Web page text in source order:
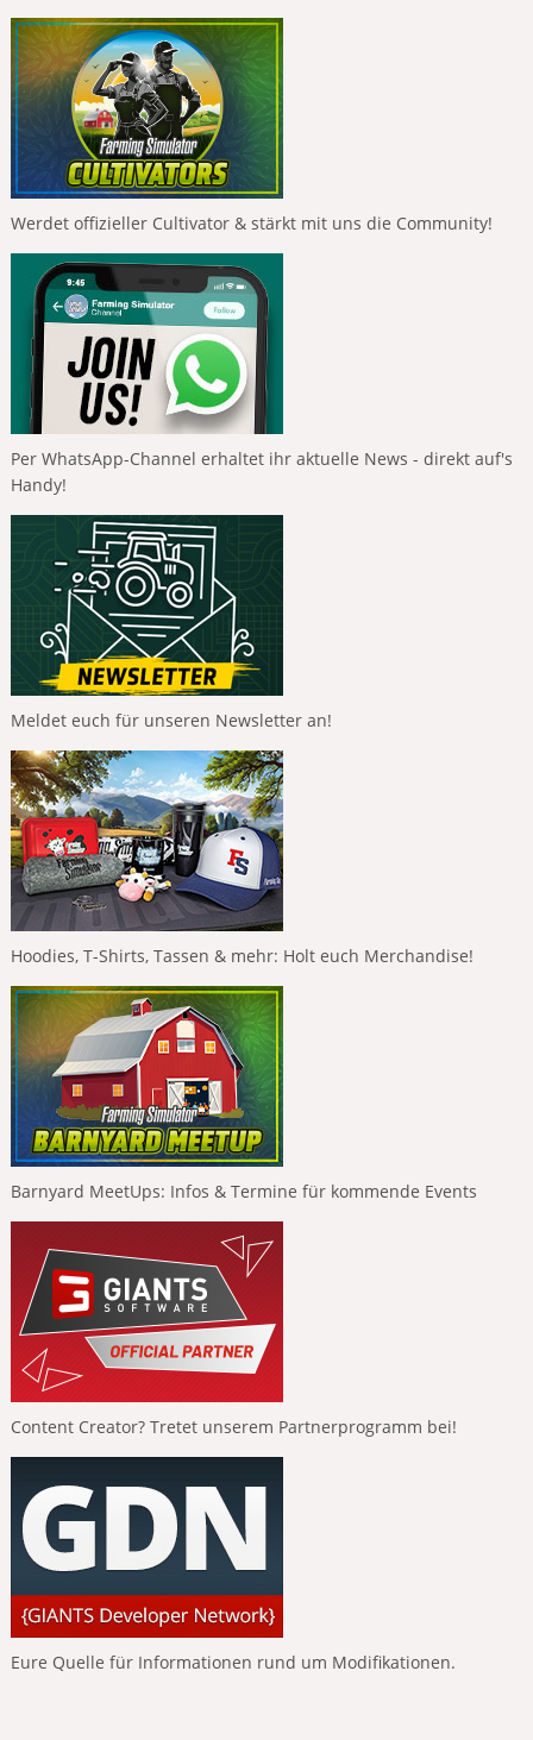
Werdet offizieller Cultivator & stärkt mit uns die Community!
Per WhatsApp-Channel erhaltet ihr aktuelle News - direkt auf's
Handy!
Meldet euch für unseren Newsletter an!
Hoodies, T-Shirts, Tassen & mehr: Holt euch Merchandise!
Barnyard MeetUps: Infos & Termine für kommende Events
Content Creator? Tretet unserem Partnerprogramm bei!
Eure Quelle für Informationen rund um Modifikationen.